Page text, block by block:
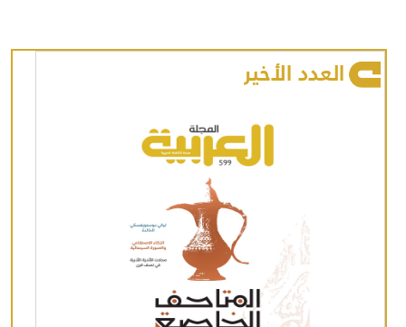
العدد الأخير